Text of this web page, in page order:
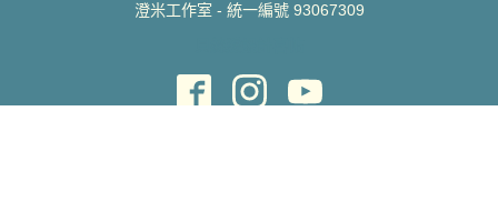
澄米工作室 - 統一編號 93067309